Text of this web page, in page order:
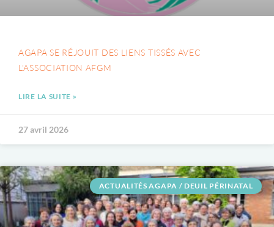
AGAPA SE RÉJOUIT DES LIENS TISSÉS AVEC
L’ASSOCIATION AFGM
LIRE LA SUITE »
27 avril 2026
ACTUALITÉS AGAPA / DEUIL PÉRINATAL